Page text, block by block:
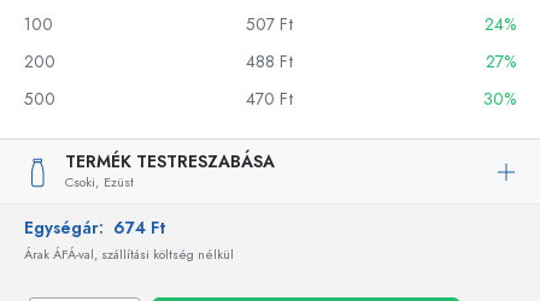
100
507 Ft
24%
200
488 Ft
27%
500
470 Ft 30%
TERMÉK TESTRESZABÁSA
Csoki, Ezüst
Egységár: 674 Ft
Árak ÁFÁ-val, szállítási költség nélkül